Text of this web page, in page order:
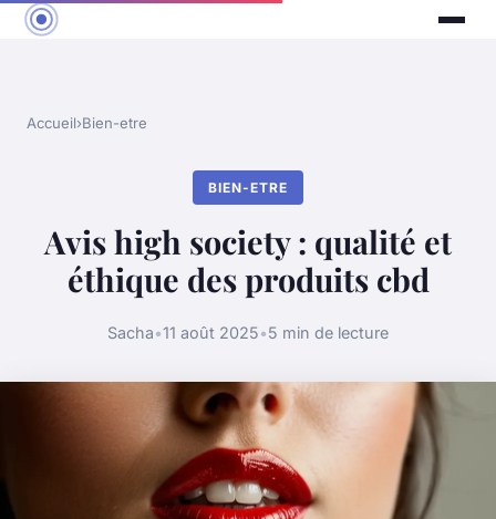
Accueil›Bien-etre
BIEN-ETRE
Avis high society : qualité et
éthique des produits cbd
Sacha•11 août 2025•5 min de lecture